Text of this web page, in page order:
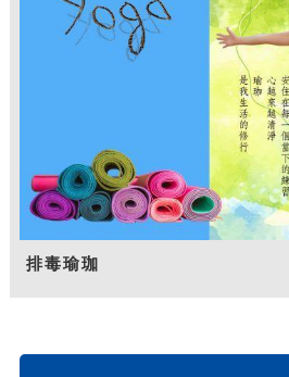
排毒瑜珈